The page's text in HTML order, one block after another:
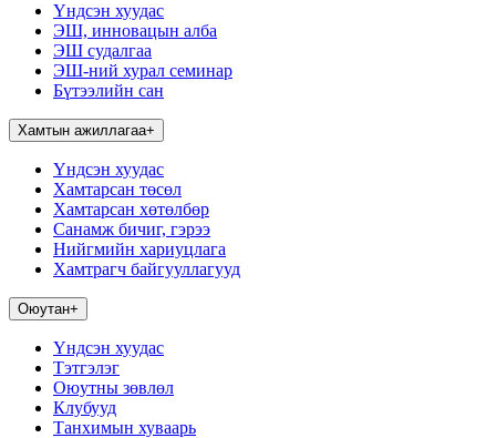
Үндсэн хуудас
ЭШ, инновацын алба
ЭШ судалгаа
ЭШ-ний хурал семинар
Бүтээлийн сан
Хамтын ажиллагаа+
Үндсэн хуудас
Хамтарсан төсөл
Хамтарсан хөтөлбөр
Санамж бичиг, гэрээ
Нийгмийн хариуцлага
Хамтрагч байгууллагууд
Оюутан+
Үндсэн хуудас
Тэтгэлэг
Оюутны зөвлөл
Клубууд
Танхимын хуваарь